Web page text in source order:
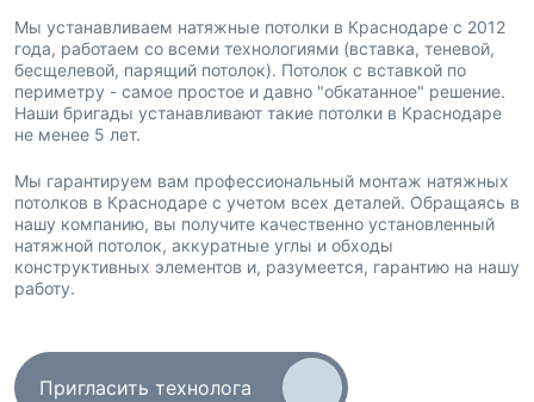
Мы устанавливаем натяжные потолки в Краснодаре с 2012
года, работаем со всеми технологиями (вставка, теневой,
бесщелевой, парящий потолок). Потолок с вставкой по
периметру - самое простое и давно "обкатанное" решение.
Наши бригады устанавливают такие потолки в Краснодаре
не менее 5 лет.
Мы гарантируем вам профессиональный монтаж натяжных
потолков в Краснодаре с учетом всех деталей. Обращаясь в
нашу компанию, вы получите качественно установленный
натяжной потолок, аккуратные углы и обходы
конструктивных элементов и, разумеется, гарантию на нашу
работу.
Пригласить технолога